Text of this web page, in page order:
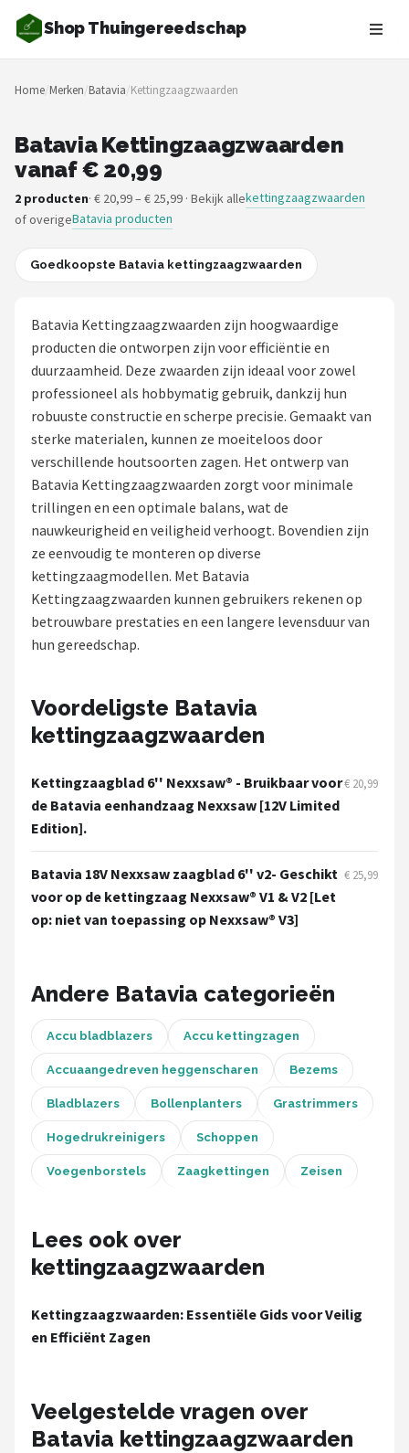
Shop Thuingereedschap
Zoeken
NAVIGATIE
Merken
Blog
Borderplanten
Hogedrukreinigers
Grastrimmers
Onkruidbranders
Shop
POPULAIRE MERKEN
To the South
GARDENA
Talen Tools
Bosch
WORX
Einhell
Makita
Synx Tools
Alle merken →
Home/Merken/Batavia/Kettingzaagzwaarden
Batavia Kettingzaagzwaarden
vanaf € 20,99
2 producten· € 20,99 – € 25,99 · Bekijk allekettingzaagzwaarden
of overigeBatavia producten
Goedkoopste Batavia kettingzaagzwaarden
Batavia Kettingzaagzwaarden zijn hoogwaardige
producten die ontworpen zijn voor efficiëntie en
duurzaamheid. Deze zwaarden zijn ideaal voor zowel
professioneel als hobbymatig gebruik, dankzij hun
robuuste constructie en scherpe precisie. Gemaakt van
sterke materialen, kunnen ze moeiteloos door
verschillende houtsoorten zagen. Het ontwerp van
Batavia Kettingzaagzwaarden zorgt voor minimale
trillingen en een optimale balans, wat de
nauwkeurigheid en veiligheid verhoogt. Bovendien zijn
ze eenvoudig te monteren op diverse
kettingzaagmodellen. Met Batavia
Kettingzaagzwaarden kunnen gebruikers rekenen op
betrouwbare prestaties en een langere levensduur van
hun gereedschap.
Voordeligste Batavia
kettingzaagzwaarden
Kettingzaagblad 6'' Nexxsaw® - Bruikbaar voor
de Batavia eenhandzaag Nexxsaw [12V Limited
Edition].
€ 20,99
Batavia 18V Nexxsaw zaagblad 6'' v2- Geschikt
voor op de kettingzaag Nexxsaw® V1 & V2 [Let
op: niet van toepassing op Nexxsaw® V3]
€ 25,99
Andere Batavia categorieën
Accu bladblazers Accu kettingzagen
Accuaangedreven heggenscharen Bezems
Bladblazers Bollenplanters Grastrimmers
Hogedrukreinigers Schoppen
Voegenborstels Zaagkettingen Zeisen
Lees ook over
kettingzaagzwaarden
Kettingzaagzwaarden: Essentiële Gids voor Veilig
en Efficiënt Zagen
Veelgestelde vragen over
Batavia kettingzaagzwaarden